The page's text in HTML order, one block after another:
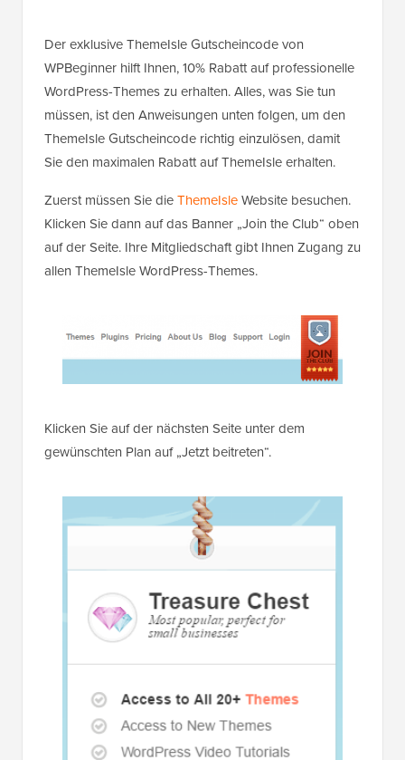
Der exklusive ThemeIsle Gutscheincode von
WPBeginner hilft Ihnen, 10% Rabatt auf professionelle
WordPress-Themes zu erhalten. Alles, was Sie tun
müssen, ist den Anweisungen unten folgen, um den
ThemeIsle Gutscheincode richtig einzulösen, damit
Sie den maximalen Rabatt auf ThemeIsle erhalten.
Zuerst müssen Sie dieThemeIsleWebsite besuchen.
Klicken Sie dann auf das Banner „Join the Club“ oben
auf der Seite. Ihre Mitgliedschaft gibt Ihnen Zugang zu
allen ThemeIsle WordPress-Themes.
Klicken Sie auf der nächsten Seite unter dem
gewünschten Plan auf „Jetzt beitreten“.